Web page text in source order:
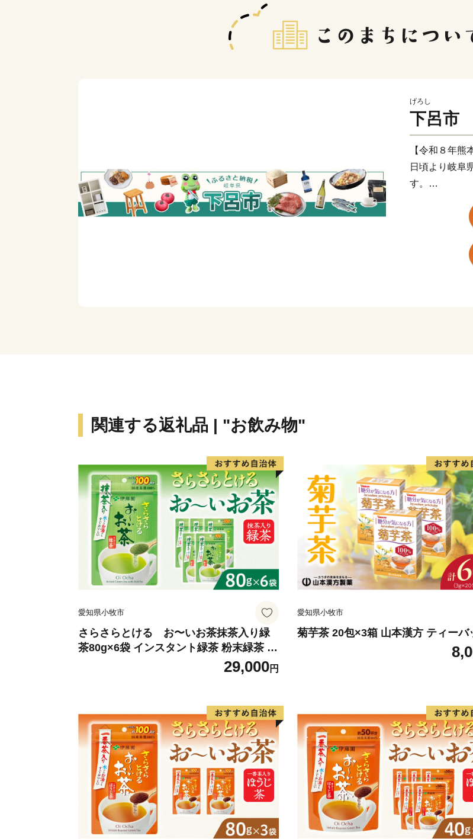
げろし
下呂市
【令和８年熊
日頃より岐阜
す。
このたびの令
舞い申し上げ
な生活が戻り
現在、地震
下呂市は、岐
は郡上市、関
ほぼ中央を飛
御嶽山をはじ
曽川国定公園
また、飛騨川
で国道256号
総面積
を利用して、
地目別では森
（0.90%）、
関連する返礼品 | "お飲み物"
愛知県小牧市
さらさらとける お〜いお茶抹茶入り緑
茶80g×6袋 インスタント緑茶 粉末緑茶 粉
29,000円
愛知県小牧市
菊芋茶 20包×3箱 山本漢方 ティーバ